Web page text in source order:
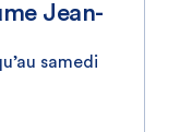
Jean-
samedi